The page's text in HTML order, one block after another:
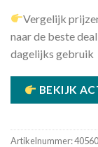
Vergelijk
naar de beste deal
dagelijks gebruik
BEKIJK
Artikelnummer: